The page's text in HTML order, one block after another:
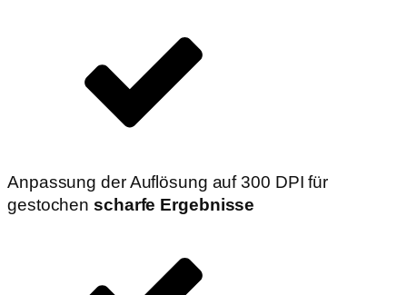
Anpassung der Auflösung auf 300 DPI für
gestochenscharfe Ergebnisse